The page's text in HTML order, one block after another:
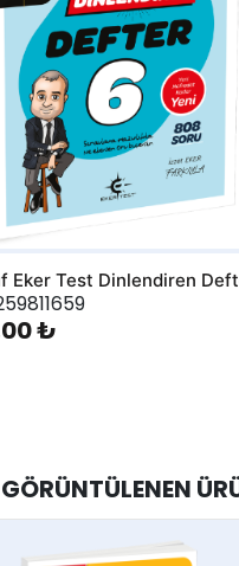
Eker Test Dinlendiren
₺